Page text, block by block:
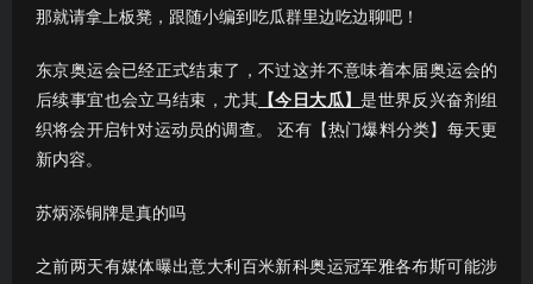
那就请拿上板凳，跟随小编到吃瓜群里边吃边聊吧！
东京奥运会已经正式结束了，不过这并不意味着本届奥运会的
后续事宜也会立马结束，尤其 【今日大瓜】是世界反兴奋剂组
织将会开启针对运动员的调查。 还有【热门爆料分类】每天更
新内容。
苏炳添铜牌是真的吗
之前两天有媒体曝出意大利百米新科奥运冠军雅各布斯可能涉